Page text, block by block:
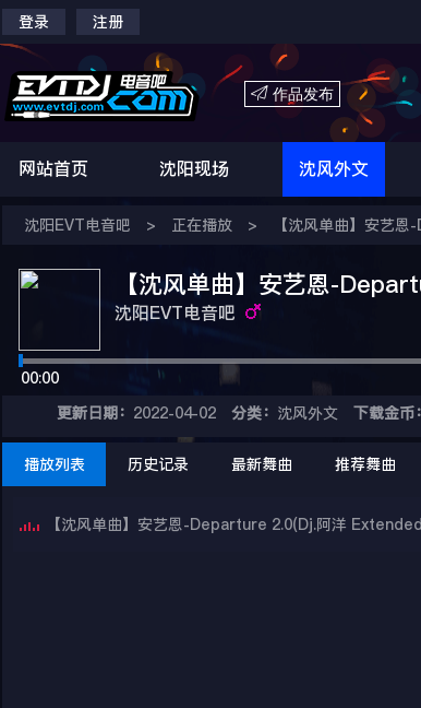
登录 注册
 作品发布
网站首页 沈阳现场 沈风外文
沈阳EVT电音吧 > 正在播放 > 【沈风单曲】安艺
【沈风单曲】安艺恩-
沈阳EVT电音吧
00:00
更新日期： 2022-04-02 分类： 沈风外文 下载金币：
播放列表 历史记录 最新舞曲 推荐舞曲
【沈风单曲】安艺恩-Departure 2.0(Dj.阿洋